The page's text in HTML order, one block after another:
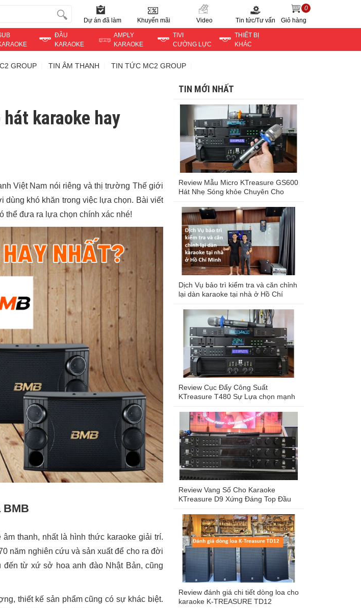
Dự án đã làm Khuyến mãi Video Tin tức/Tư vấn
0
Giỏ hàng
ĐẦU
KARAOKE
AMPLY
KARAOKE
TIVI
CƯỜNG LỰC
THIẾT BỊ
KHÁC
GROUP TIN ÂM THANH TIN TỨC MC2 GROUP
hát karaoke hay
Việt Nam nói riêng và thị trường Thế giới
khó khăn trong việc lựa chọn. Bài viết
thể đưa ra lựa chọn chính xác nhé!
BMB
thanh, nhất là hình thức karaoke giải trí.
năm nghiên cứu và sản xuất để cho ra đời
từ xứ sở hoa anh đào Nhật Bản, cũng
thiết kế sản phẩm cũng có sự khác biệt.
TIN MỚI NHẤT
Review Mẫu Micro KTreasure GS600
Hát Nhẹ Sóng khỏe Chuyên Cho
Dịch Vụ bảo trì kiểm tra và căn chỉnh
lại dàn karaoke tại nhà ở Hồ Chí
Review Cục Đẩy Công Suất
KTreasure T480 Sự Lựa chọn mạnh
Review Vang Số Cho Karaoke
KTreasure D9 Xứng Đáng Top Đầu
Review đánh giá chi tiết dòng loa cho
karaoke K-TREASURE TD12